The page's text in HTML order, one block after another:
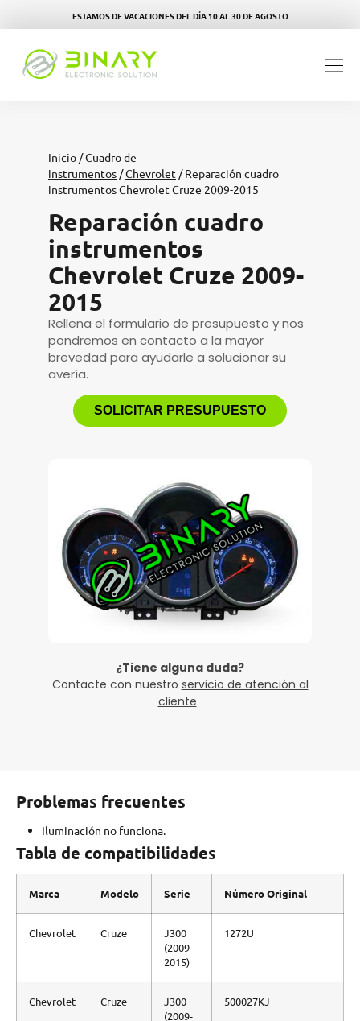
ESTAMOS DE VACACIONES DEL DÍA 10 AL 30 DE AGOSTO
Inicio /Cuadro de
instrumentos /Chevrolet / Reparación cuadro
instrumentos Chevrolet Cruze 2009-2015
Reparación cuadro
instrumentos
Chevrolet Cruze 2009-
2015
Rellena el formulario de presupuesto y nos
pondremos en contacto a la mayor
brevedad para ayudarle a solucionar su
avería.
SOLICITAR PRESUPUESTO
¿Tiene alguna duda?
Contacte con nuestro servicio de atención al
cliente.
Problemas frecuentes
Iluminación no funciona.
Tabla de compatibilidades
Marca Modelo Serie Número Original
Chevrolet Cruze
J300
(2009-
2015)
1272U
Chevrolet Cruze
J300
(2009-
500027KJ